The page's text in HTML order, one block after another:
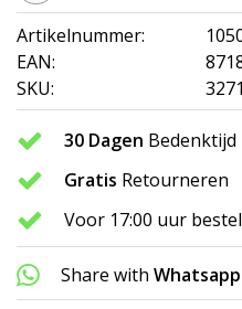
Artikelnummer:
EAN:
SKU:
30 Dagen Bedenktijd
Gratis Retourneren
Voor 17:00 uur
Share with Whatsapp